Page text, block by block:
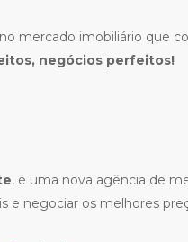
mercado imobiliário que
negócios perfeitos!
, é uma nova agência de
e negociar os melhores